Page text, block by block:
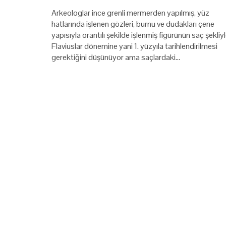
Arkeologlar ince grenli mermerden yapılmış, yüz
hatlarında işlenen gözleri, burnu ve dudakları çene
yapısıyla orantılı şekilde işlenmiş figürünün saç
Flaviuslar dönemine yani 1. yüzyıla tarihlendirilmesi
gerektiğini düşünüyor ama saçlardaki…